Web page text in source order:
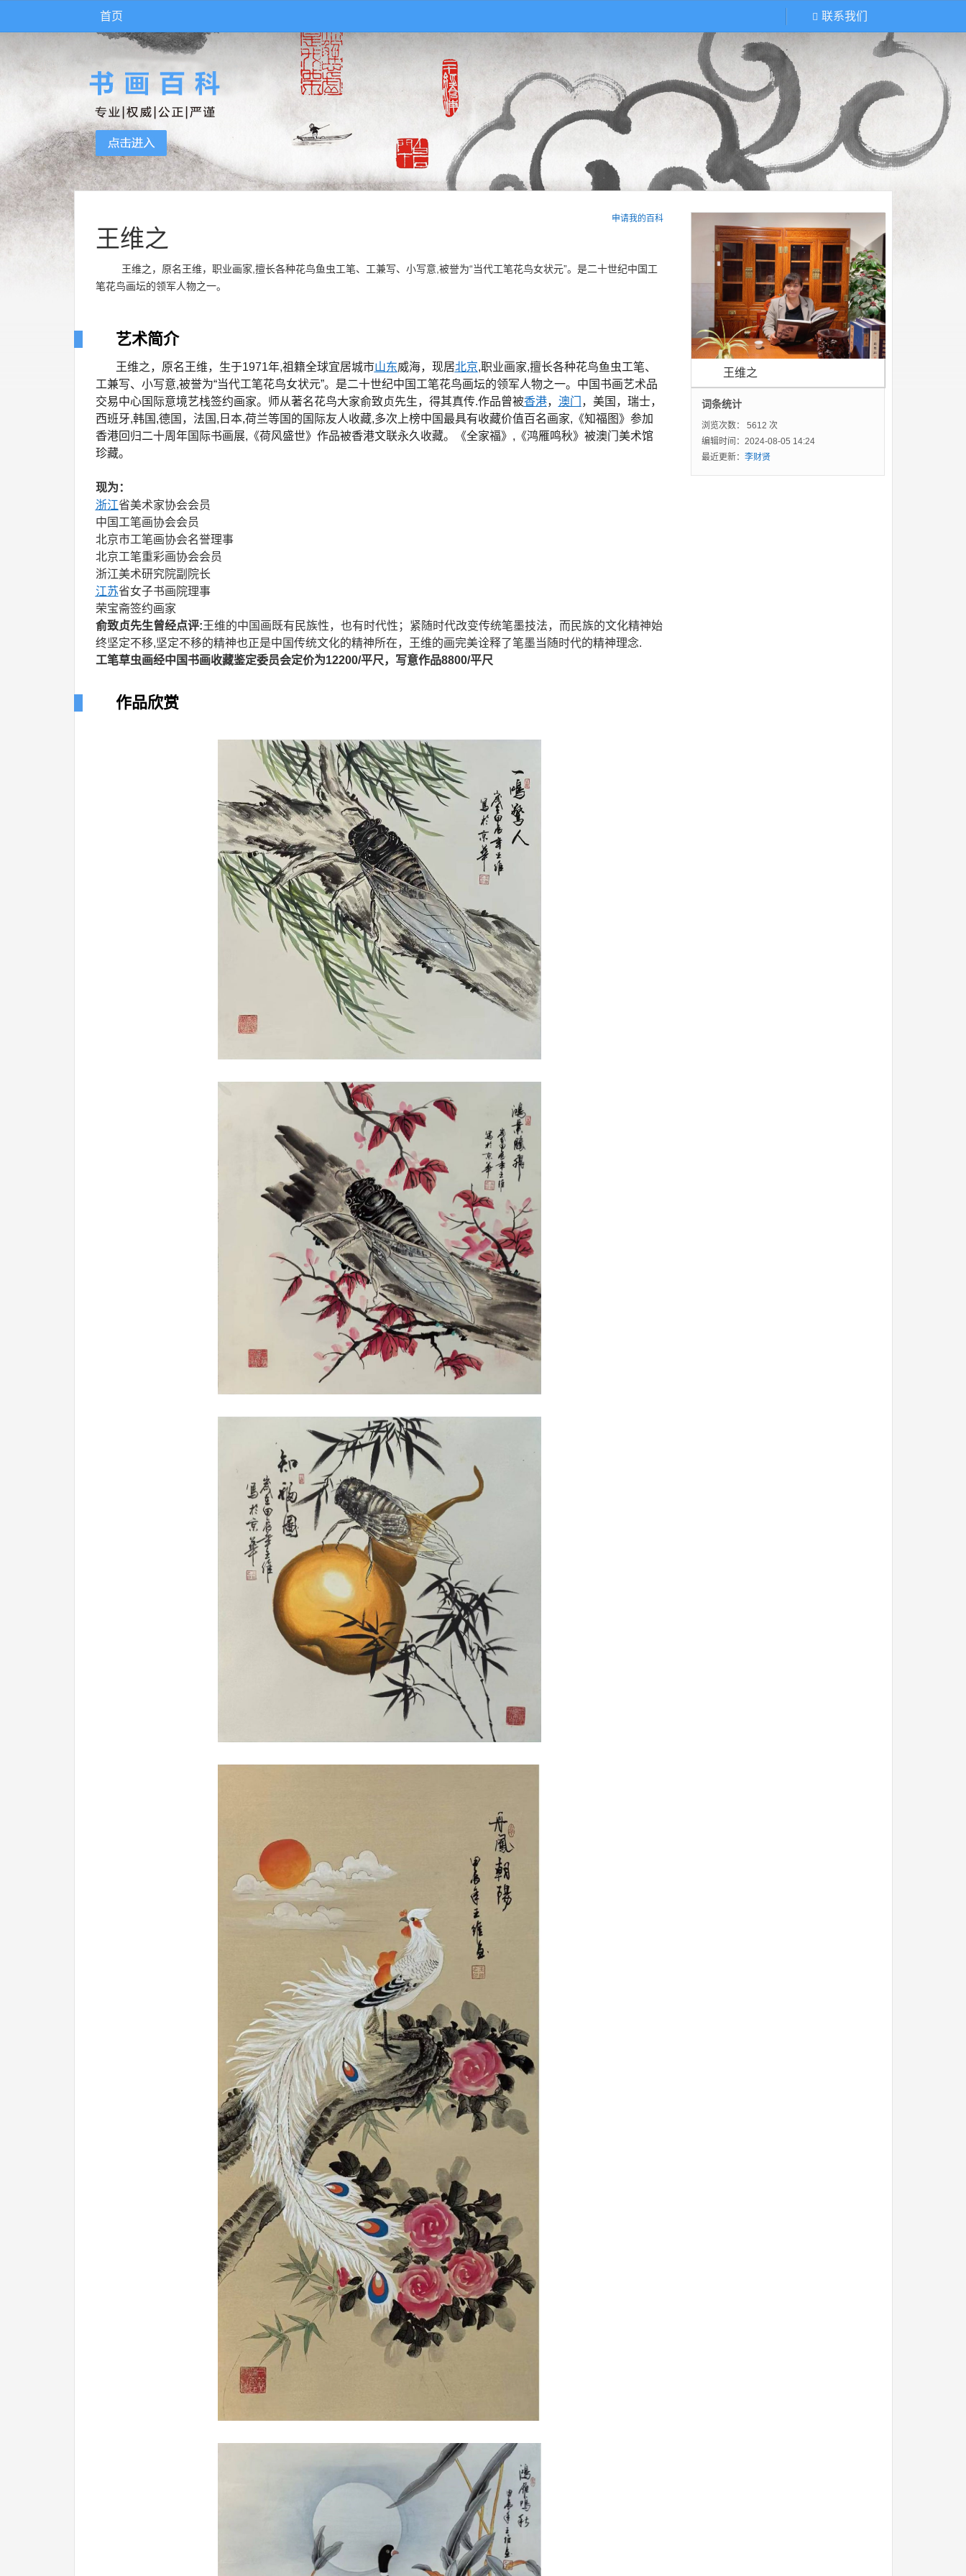
首页 联系我们
王维之
词条统计
浏览次数： 5612 次
编辑时间：2024-08-05 14:24
最近更新： 李财贤
申请我的百科
王维之
王维之，原名王维，职业画家,擅长各种花鸟鱼虫工笔、工兼写、小写意,被誉为“当代工笔花鸟女状元”。是二十世纪中国工
笔花鸟画坛的领军人物之一。
艺术简介
王维之，原名 王维，生于1971年,祖籍全球宜居城市山东威海，现居北京,职业画家,擅长各种花鸟鱼虫工笔、
工兼写、小写意,被誉为“当代工笔花鸟女状元”。是二十世纪中国工笔花鸟画坛的领军人物之一。中国书画艺术品
交易中心国际意境艺栈签约画家。师从著名花鸟大家俞致贞先生，得其真传.作品曾被香港， 澳门
，美国，瑞士，
西班牙,韩国,德国，法国,日本,荷兰等国的国际友人收藏,多次上榜中国最具有收藏价值百名画家,《知福图》参加
香港回归二十周年国际书画展,《荷风盛世》作品被香港文联永久收藏。《全家福》,《鸿雁鸣秋》被澳门美术馆
珍藏。
现为：
浙江省美术家协会会员
中国工笔画协会会员
北京市工笔画协会名誉理事
北京工笔重彩画协会会员
浙江美术研究院副院长
江苏省女子书画院理事
荣宝斋签约画家
俞致贞先生曾经点评:王维的中国画既有民族性，也有时代性；紧随时代改变传统笔墨技法，而民族的文化精神始
终坚定不移,坚定不移的精神也正是中国传统文化的精神所在，王维的画完美诠释了笔墨当随时代的精神理念.
工笔草虫画经中国书画收藏鉴定委员会定价为12200/平尺，写意作品8800/平尺
作品欣赏